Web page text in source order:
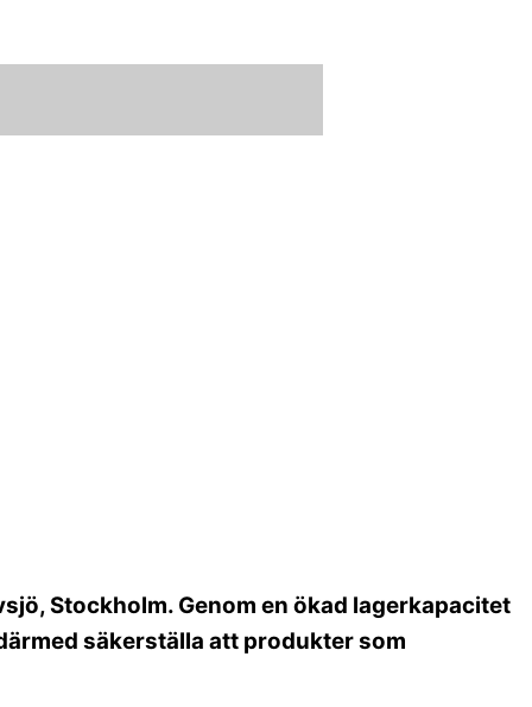
Stockholm. Genom en ökad lagerkapacitet
säkerställa att produkter som